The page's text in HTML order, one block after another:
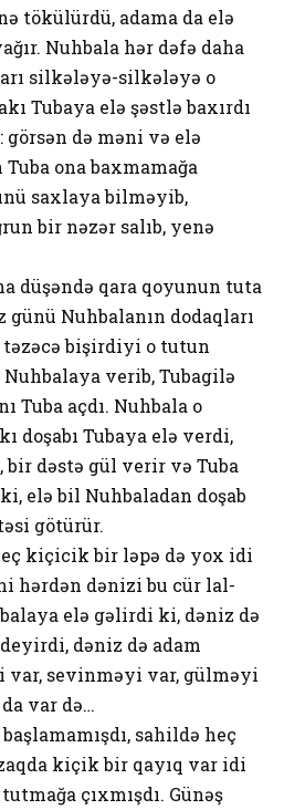
tökülürdü, adama da elə
Nuhbala hər dəfə daha
silkələyə-silkələyə o
Tubaya elə şəstlə baxırdı
də məni və elə
ona baxmamağa
saxlaya bilməyib,
bir nəzər salıb, yenə
düşəndə qara qoyunun tuta
günü Nuhbalanın dodaqları
təzəcə bişirdiyi o tutun
Nuhbalaya verib, Tubagilə
Tuba açdı. Nuhbala o
doşabı Tubaya elə verdi,
bir dəstə gül verir və Tuba
elə bil Nuhbaladan doşab
götürür.
kiçicik bir ləpə də yox idi
hərdən dənizi bu cür lal-
elə gəlirdi ki, dəniz də
dəniz də adam
var, sevinməyi var, gülməyi
var də…
sahildə heç
kiçik bir qayıq var idi
çıxmışdı. Günəş